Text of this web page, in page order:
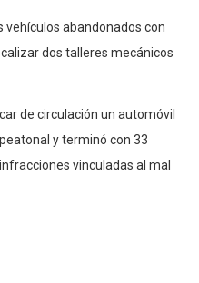
vehículos abandonados con
dos talleres mecánicos
de circulación un automóvil
y terminó con 33
vinculadas al mal